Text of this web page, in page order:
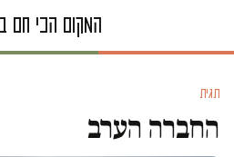
תגית
החברה הערב